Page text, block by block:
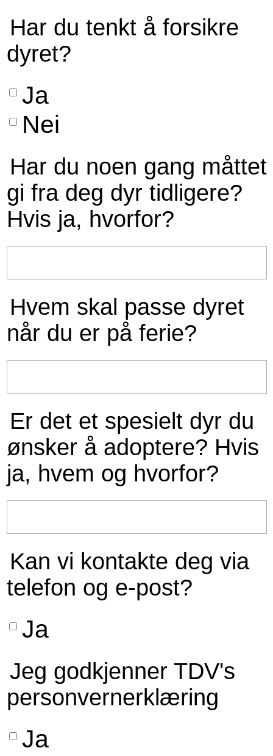
Har du tenkt å forsikre
dyret?
Ja
Nei
Har du noen gang måttet
gi fra deg dyr tidligere?
Hvis ja, hvorfor?
Hvem skal passe dyret
når du er på ferie?
Er det et spesielt dyr du
ønsker å adoptere? Hvis
ja, hvem og hvorfor?
Kan vi kontakte deg via
telefon og e-post?
Ja
Jeg godkjenner TDV's
personvernerklæring
Ja